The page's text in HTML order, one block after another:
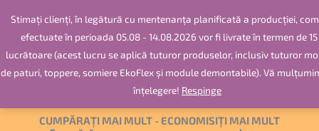
Stimați clienți, în legătură cu mentenanța planificată a producției,
efectuate în perioada 05.08 - 14.08.2026 vor fi livrate în termen de 15
lucrătoare (acest lucru se aplică tuturor produselor, inclusiv tuturor
de paturi, toppere, somiere EkoFlex și module demontabile). Vă
înțelegere! Respinge
content
CUMPĂRAȚI MAI MULT - ECONOMISIȚI MAI MULT